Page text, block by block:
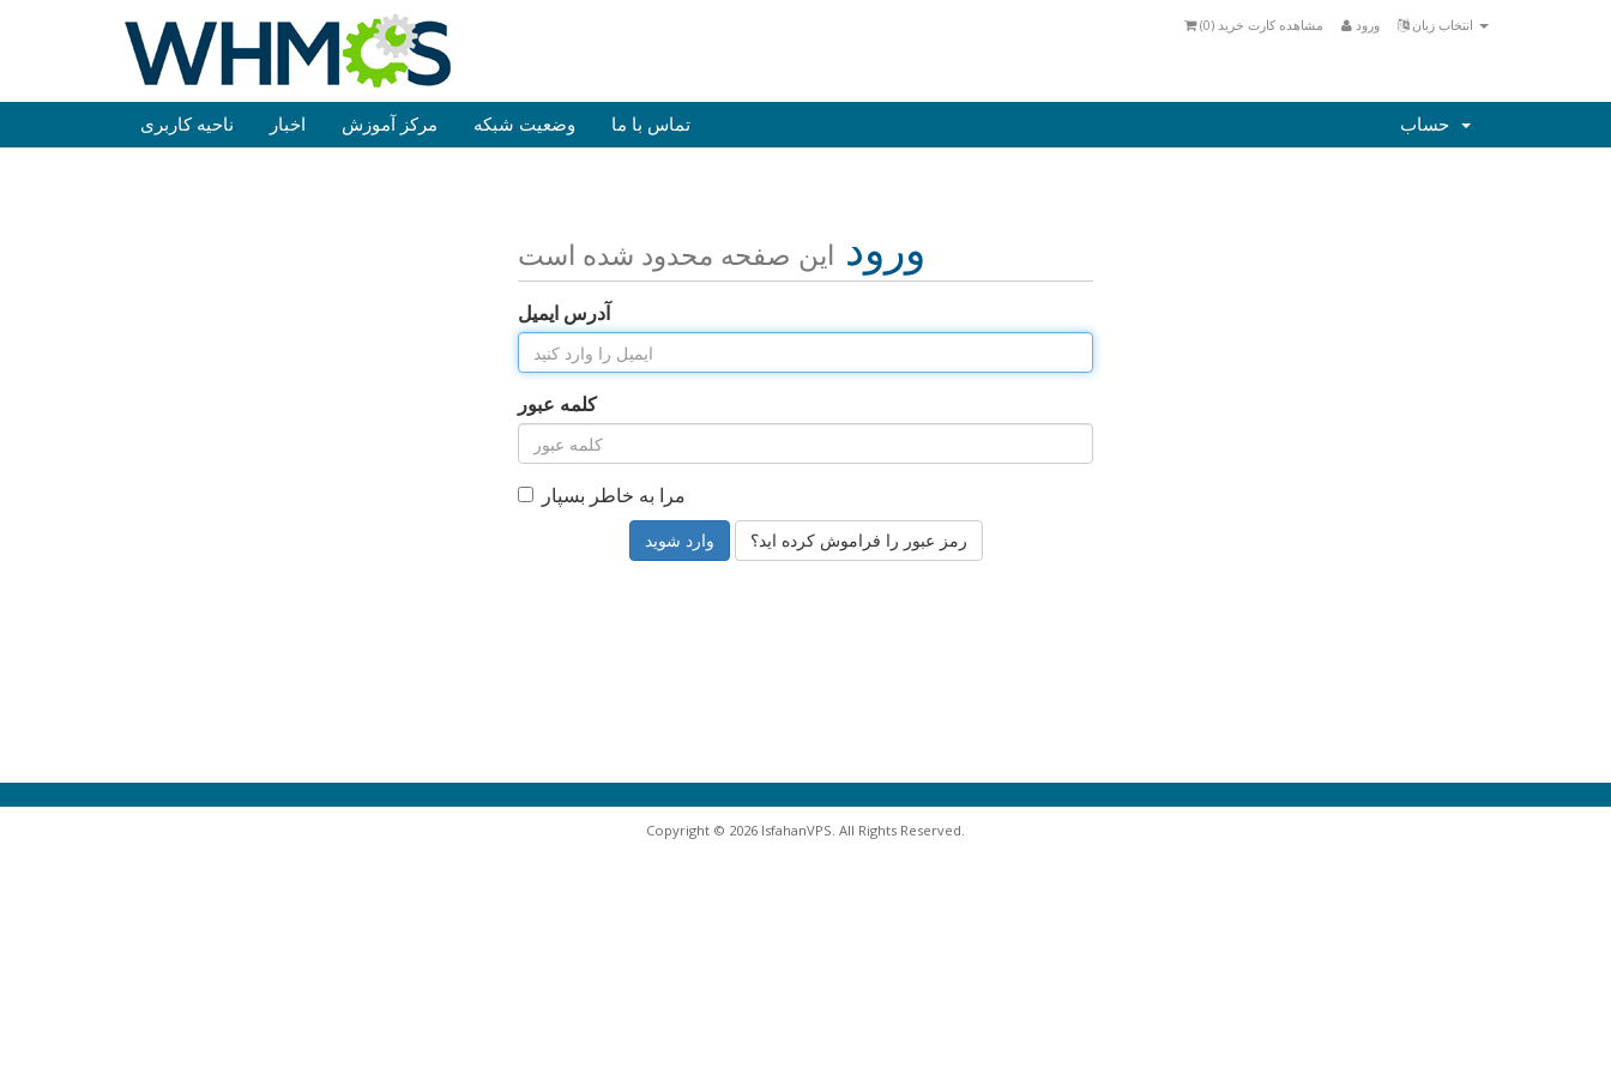
ورود مشاهده کارت خرید (0
)
ناحیه کاربری اخبار مرکز آموزش وضعیت شبکه تماس با ما
ورود این صفحه محدود شده است
آدرس ایمیل
کلمه عبور
مرا به خاطر بسپار
رمز عبور را فراموش کرده اید؟
Copyright © 2026 IsfahanVPS. All Rights Reserved.